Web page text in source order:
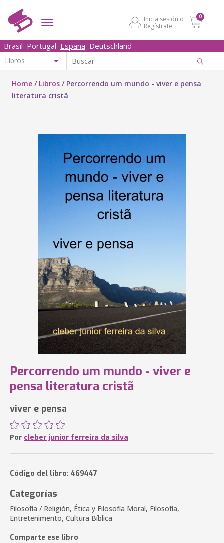
Inicia sesión o
Regístrate
0
Brasil Portugal España Deutschland
Home / Libros / Percorrendo um mundo - viver e pensa
literatura cristã
Percorrendo um mundo - viver e
pensa literatura cristã
viver e pensa
Por cleber junior ferreira da silva
Código del libro: 469447
Categorías
Filosofía / Religión, Ética y Filosofía Moral, Filosofía,
Entretenimento, Cultura Bíblica
Comparte ese libro